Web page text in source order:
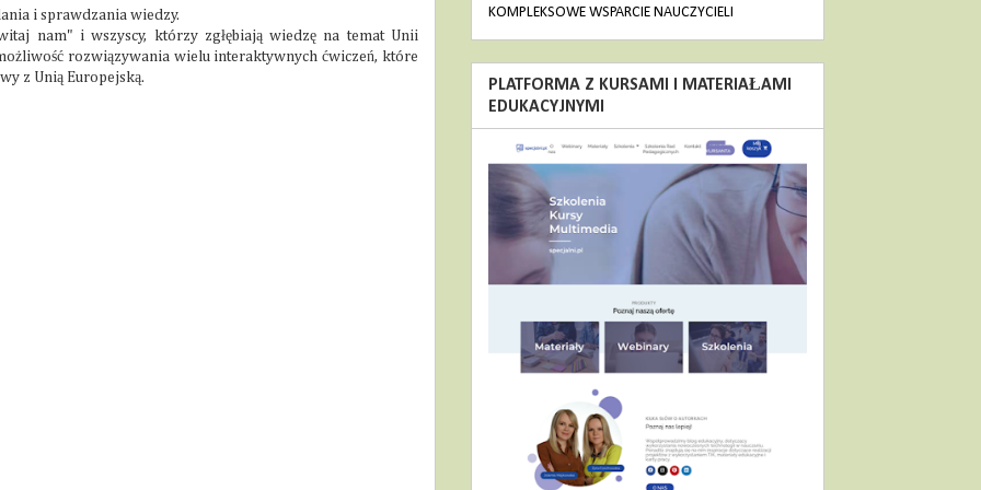
i sprawdzania wiedzy.
nam" i wszyscy, którzy zgłębiają wiedzę na temat Unii
rozwiązywania wielu interaktywnych ćwiczeń, które
z Unią Europejską.
KOMPLEKSOWE WSPARCIE NAUCZYCIELI
PLATFORMA Z KURSAMI I MATERIAŁAMI
EDUKACYJNYMI